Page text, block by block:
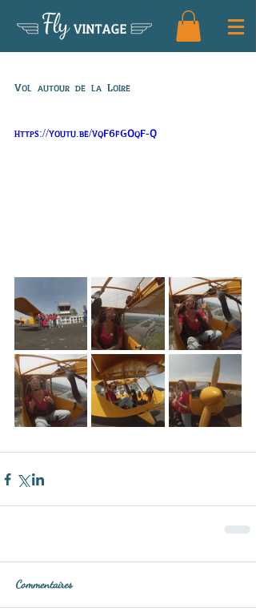
FlyVINTAGE
Vol autour de la Loire
https://youtu.be/vqF6fGOqF-Q
Commentaires